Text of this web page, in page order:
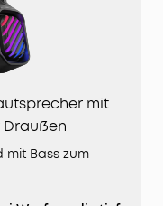
mit
mit Bass zum